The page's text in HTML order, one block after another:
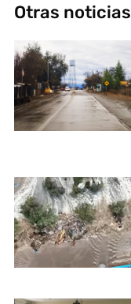
Otras noticias